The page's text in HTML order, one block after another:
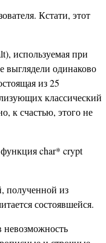
Кстати, этот
используемая при
одинаково
из 25
классический
к счастью, этого не
char* crypt
полученной из
состоявшейся.
невозможность